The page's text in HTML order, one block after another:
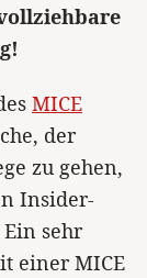
MICE
der
zu gehen,
Insider-
sehr
einer MICE